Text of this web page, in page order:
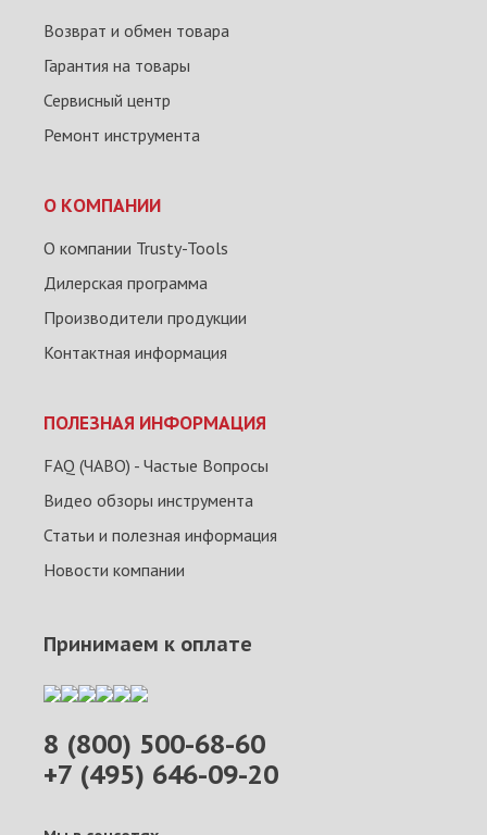
Возврат и обмен товара
Гарантия на товары
Сервисный центр
Ремонт инструмента
О КОМПАНИИ
О компании Trusty-Tools
Дилерская программа
Производители продукции
Контактная информация
ПОЛЕЗНАЯ ИНФОРМАЦИЯ
FAQ (ЧАВО) - Частые Вопросы
Видео обзоры инструмента
Статьи и полезная информация
Новости компании
8 (800) 500-68-60
+7 (495) 646-09-20
Принимаем к оплате